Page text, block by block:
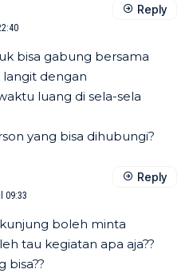
bisa gabung bersama
dengan
luang di sela-sela
yang bisa dihubungi?
Reply
09:33
boleh minta
tau kegiatan apa aja??
bisa??
Reply